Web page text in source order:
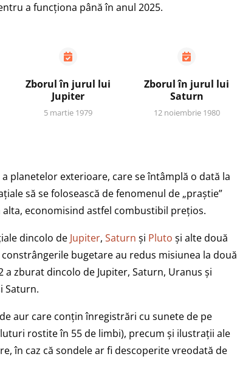
a funcționa până în anul 2025.
Zborul în jurul lui
Jupiter
5 martie 1979
Zborul în jurul lui
Saturn
12 noiembrie 1980
planetelor exterioare, care se întâmplă o dată la
să se folosească de fenomenul de „praștie”
economisind astfel combustibil prețios.
dincolo de Jupiter, Saturn și Pluto și alte două
constrângerile bugetare au redus misiunea la două
a zburat dincolo de Jupiter, Saturn, Uranus și
Saturn.
aur care conțin înregistrări cu sunete de pe
rostite în 55 de limbi), precum și ilustrații ale
în caz că sondele ar fi descoperite vreodată de